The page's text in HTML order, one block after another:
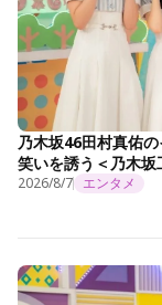
乃木坂46田村真佑
笑いを誘う＜乃木坂
2026/8/7 エンタメ